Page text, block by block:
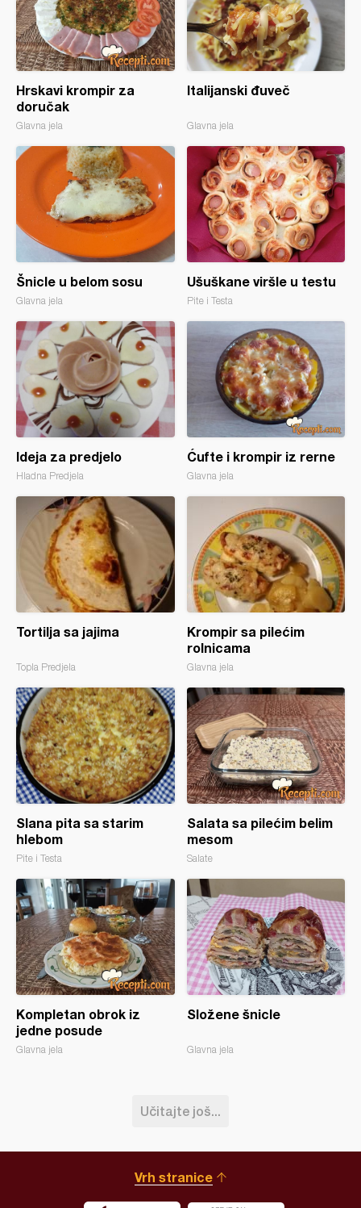
Hrskavi krompir za
doručak
Glavna jela
Italijanski đuveč
Glavna jela
Šnicle u belom sosu
Glavna jela
Ušuškane viršle u testu
Pite i Testa
Ideja za predjelo
Hladna Predjela
Ćufte i krompir iz rerne
Glavna jela
Tortilja sa jajima
Topla Predjela
Krompir sa pilećim
rolnicama
Glavna jela
Slana pita sa starim
hlebom
Pite i Testa
Salata sa pilećim belim
mesom
Salate
Kompletan obrok iz
jedne posude
Glavna jela
Složene šnicle
Glavna jela
Učitajte još...
Vrh stranice